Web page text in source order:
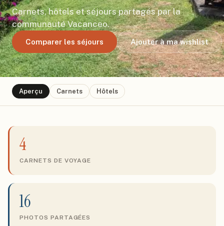
Carnets, hôtels et séjours partagés par la
communauté Vacanceo.
Comparer les séjours Ajouter à ma wishlist
Aperçu Carnets Hôtels
4
CARNETS DE VOYAGE
16
PHOTOS PARTAGÉES